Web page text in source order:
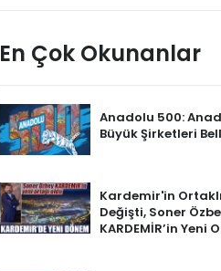
En Çok Okunanlar
Anadolu 500:
Büyük Şirketleri
Kardemir'in
Değişti, Soner
KARDEMİR’in Yeni